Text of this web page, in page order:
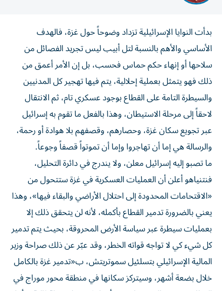
بدأت النوايا الإسرائيلية تزداد وضوحاً حول غزة، فالهدف
الأساسي والأهم بالنسبة لتل أبيب ليس تجريد الفصائل من
سلاحها أو إنهاء حكم حماس فحسب، بل إن الأمر أعمق من
ذلك فهو يتمثل بعملية إحلالية، يتم فيها تهجير كل المدنيين
والسيطرة التامة على القطاع بوجود عسكري تام، ثم الانتقال
لاحقاً إلى مرحلة الاستيطان، وهذا بالفعل ما تقوم به إسرائيل
عبر تجويع سكان غزة، وحصارهم، وقصفهم بلا هوادة أو رحمة،
والرسالة هي إما أن تهاجروا وإما أن تموتواً قصفاً وجوعاً.
ما تصبو إليه إسرائيل معلن، ولا يندرج في دائرة التحليل،
فنتنياهو أعلن أن العمليات العسكرية في غزة ستتحول من
«الاقتحامات المحدودة إلى احتلال الأراضي والبقاء فيها»، وهذا
يعني بالضرورة تدمير القطاع بأكمله، لأنه لن يتحقق ذلك إلا
بعمليات سيطرة عبر سياسة الأرض المحروقة، بحيث يتم تدمير
كل شيء كي لا تواجه قواته الخطر، وقد عبّر عن ذلك صراحة وزير
المالية الإسرائيلي بتسلئيل سموتريتش، ب«تدمير غزة بالكامل
خلال بضعة أشهر، وسيتركز سكانها في منطقة محور موراج في